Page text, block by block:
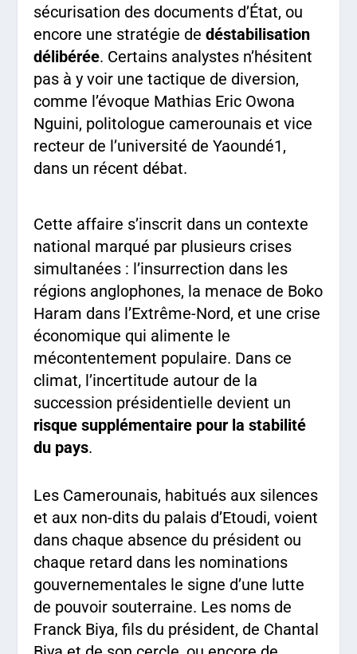
sécurisation des documents d’État, ou
encore une stratégie dedéstabilisation
délibérée. Certains analystes n’hésitent
pas à y voir une tactique de diversion,
comme l’évoque Mathias Eric Owona
Nguini, politologue camerounais et vice
recteur de l’université de Yaoundé1,
dans un récent débat.
Cette affaire s’inscrit dans un contexte
national marqué par plusieurs crises
simultanées : l’insurrection dans les
régions anglophones, la menace de Boko
Haram dans l’Extrême-Nord, et une crise
économique qui alimente le
mécontentement populaire. Dans ce
climat, l’incertitude autour de la
succession présidentielle devient un
risque supplémentaire pour la stabilité
du pays.
Les Camerounais, habitués aux silences
et aux non-dits du palais d’Etoudi, voient
dans chaque absence du président ou
chaque retard dans les nominations
gouvernementales le signe d’une lutte
de pouvoir souterraine. Les noms de
Franck Biya, fils du président, de Chantal